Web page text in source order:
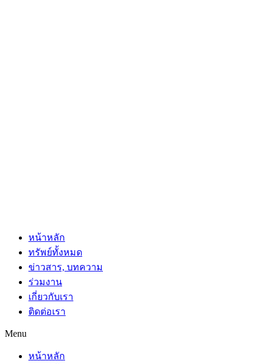
หน้าหลัก
ทรัพย์ทั้งหมด
ข่าวสาร, บทความ
ร่วมงาน
เกี่ยวกับเรา
ติดต่อเรา
Menu
หน้าหลัก